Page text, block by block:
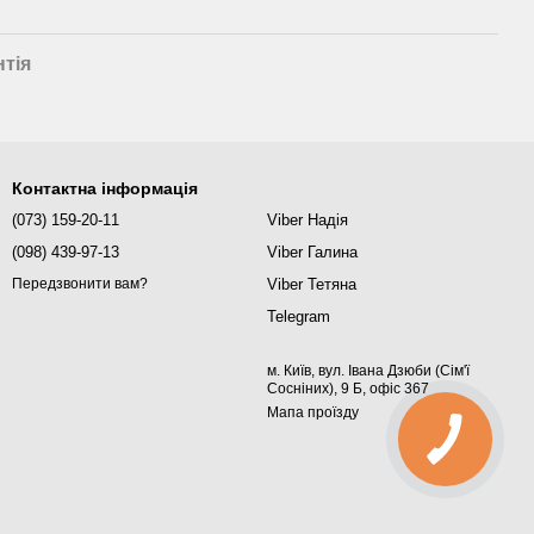
Контактна інформація
(073) 159-20-11
(098) 439-97-13
Передзвонити вам?
Viber Надія
Viber Галина
Viber Тетяна
Telegram
м. Київ, вул. Івана Дзюби (Сім'ї
Сосніних), 9 Б, офіс 367
Мапа проїзду